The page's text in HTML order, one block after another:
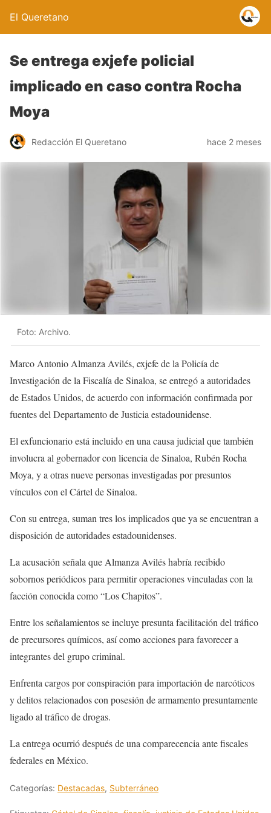
El Queretano
Se entrega exjefe policial
implicado en caso contra Rocha
Moya
Redacción El Queretano hace 2 meses
Foto: Archivo.
Marco Antonio Almanza Avilés, exjefe de la Policía de
Investigación de la Fiscalía de Sinaloa, se entregó a autoridades
de Estados Unidos, de acuerdo con información confirmada por
fuentes del Departamento de Justicia estadounidense.
El exfuncionario está incluido en una causa judicial que también
involucra al gobernador con licencia de Sinaloa, Rubén Rocha
Moya, y a otras nueve personas investigadas por presuntos
vínculos con el Cártel de Sinaloa.
Con su entrega, suman tres los implicados que ya se encuentran a
disposición de autoridades estadounidenses.
La acusación señala que Almanza Avilés habría recibido
sobornos periódicos para permitir operaciones vinculadas con la
facción conocida como “Los Chapitos”.
Entre los señalamientos se incluye presunta facilitación del tráfico
de precursores químicos, así como acciones para favorecer a
integrantes del grupo criminal.
Enfrenta cargos por conspiración para importación de narcóticos
y delitos relacionados con posesión de armamento presuntamente
ligado al tráfico de drogas.
La entrega ocurrió después de una comparecencia ante fiscales
federales en México.
Categorías: Destacadas, Subterráneo